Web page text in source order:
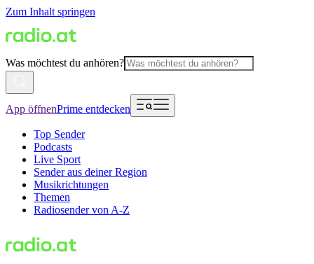
Zum Inhalt springen
Was möchtest du anhören?
App öffnenPrime entdecken
Top Sender
Podcasts
Live Sport
Sender aus deiner Region
Musikrichtungen
Themen
Radiosender von A-Z